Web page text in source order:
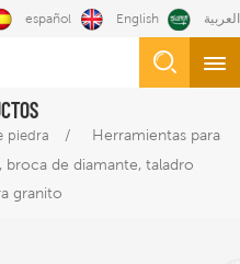
español English العربية
piedra /
Herramientas para
de diamante, taladro
granito